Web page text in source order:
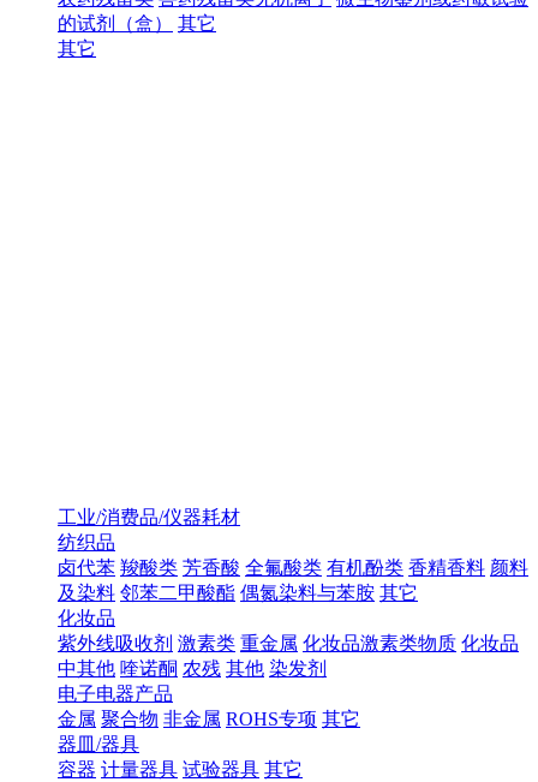
的试剂（盒）
其它
其它
工业/消费品/仪器耗材
纺织品
卤代苯 羧酸类 芳香酸 全氟酸类 有机酚类 香精香料 颜料
及染料 邻苯二甲酸酯 偶氮染料与苯胺 其它
化妆品
紫外线吸收剂 激素类 重金属 化妆品激素类物质 化妆品
中其他 喹诺酮 农残 其他 染发剂
电子电器产品
金属 聚合物 非金属 ROHS专项 其它
器皿/器具
容器 计量器具 试验器具 其它